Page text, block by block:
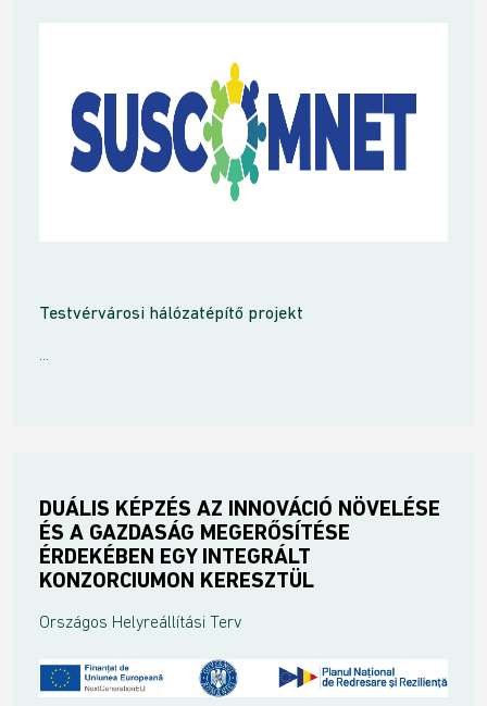
Testvérvárosi hálózatépítő projekt
DUÁLIS KÉPZÉS AZ INNOVÁCIÓ NÖVELÉSE
ÉS A GAZDASÁG MEGERŐSÍTÉSE
ÉRDEKÉBEN EGY INTEGRÁLT
KONZORCIUMON KERESZTÜL
Országos Helyreállítási Terv